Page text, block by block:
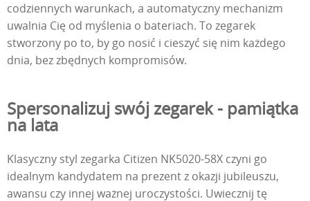
codziennych warunkach, a automatyczny mechanizm
uwalnia Cię od myślenia o bateriach. To zegarek
stworzony po to, by go nosić i cieszyć się nim każdego
dnia, bez zbędnych kompromisów.
Spersonalizuj swój zegarek - pamiątka
na lata
Klasyczny styl zegarka Citizen NK5020-58X czyni go
idealnym kandydatem na prezent z okazji jubileuszu,
awansu czy innej ważnej uroczystości. Uwiecznij tę